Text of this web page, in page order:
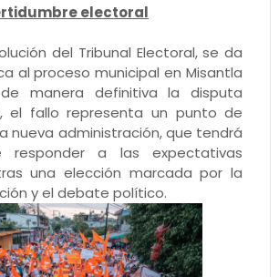
electoral
del Tribunal Electoral, se da
al proceso municipal en Misantla
manera definitiva la disputa
el fallo representa un punto de
nueva administración, que tendrá
a las expectativas
una elección marcada por la
y el debate político.